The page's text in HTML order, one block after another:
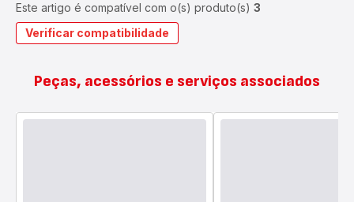
Este artigo é compatível com o(s) produto(s) 3
Verificar compatibilidade
Peças, acessórios e serviços associados